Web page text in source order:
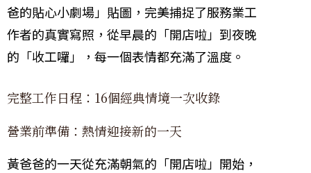
爸的貼心小劇場」貼圖，完美捕捉了服務業工
作者的真實寫照，從早晨的「開店啦」到夜晚
的「收工囉」，每一個表情都充滿了溫度。
完整工作日程：16個經典情境一次收錄
營業前準備：熱情迎接新的一天
黃爸爸的一天從充滿朝氣的「開店啦」開始，